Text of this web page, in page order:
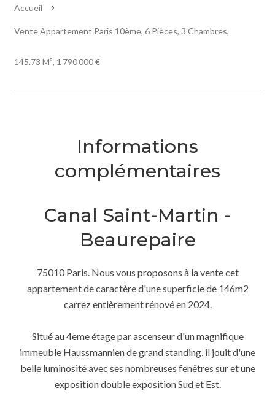
Accueil
Vente Appartement Paris 10ème, 6 Pièces, 3 Chambres,
145.73 M², 1 790 000 €
Informations
complémentaires
Canal Saint-Martin -
Beaurepaire
75010 Paris. Nous vous proposons à la vente cet
appartement de caractère d'une superficie de 146m2
carrez entièrement rénové en 2024.
Situé au 4eme étage par ascenseur d'un magnifique
immeuble Haussmannien de grand standing, il jouit d'une
belle luminosité avec ses nombreuses fenêtres sur et une
exposition double exposition Sud et Est.